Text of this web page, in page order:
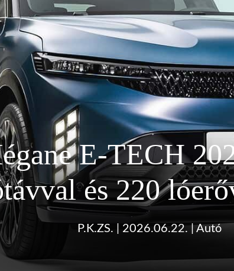
E-TECH
és 220
P.K.ZS. 2026.06.22.|Autó